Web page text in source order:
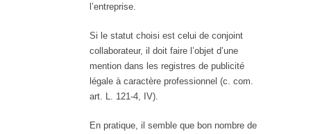
l’entreprise.
Si le statut choisi est celui de conjoint
collaborateur, il doit faire l’objet d’une
mention dans les registres de publicité
légale à caractère professionnel (c. com.
art. L. 121-4, IV).
En pratique, il semble que bon nombre de